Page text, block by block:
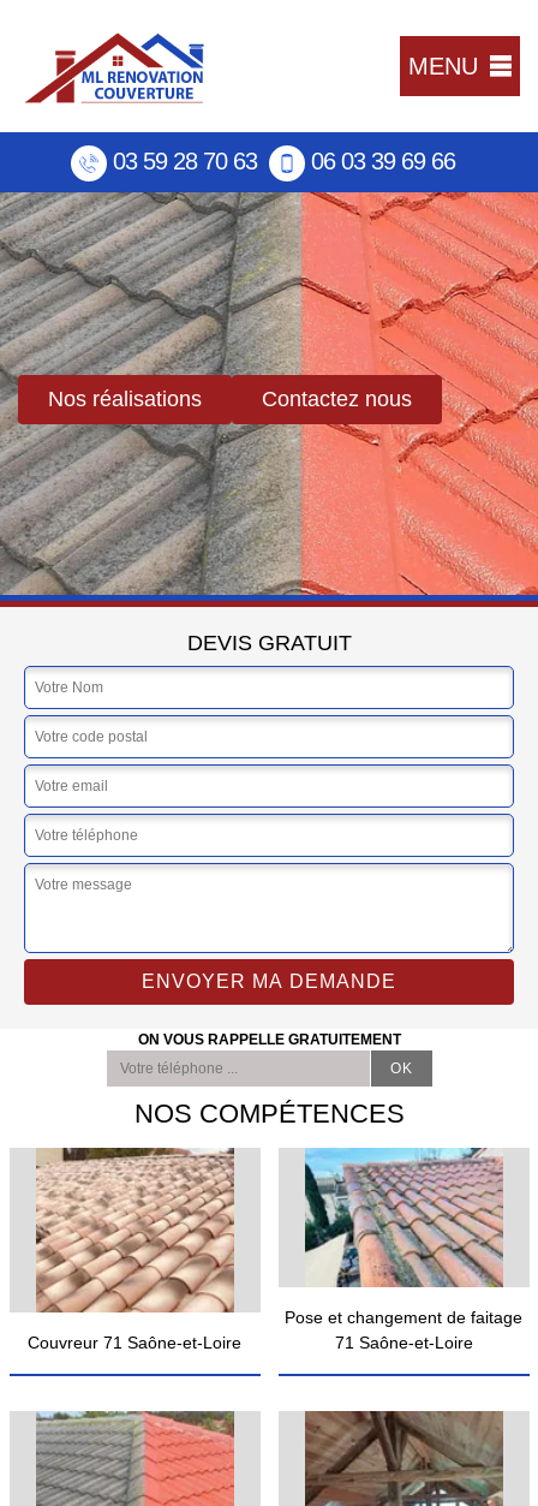
MENU
03 59 28 70 63 06 03 39 69 66
Nos réalisations Contactez nous
DEVIS GRATUIT
ON VOUS RAPPELLE GRATUITEMENT
NOS COMPÉTENCES
Couvreur 71 Saône-et-Loire
Pose et changement de faitage
71 Saône-et-Loire